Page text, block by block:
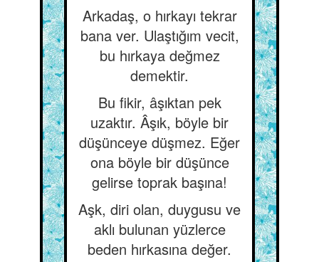
Arkadaş, o hırkayı tekrar
bana ver. Ulaştığım vecit,
bu hırkaya değmez
demektir.
Bu fikir, âşıktan pek
uzaktır. Âşık, böyle bir
düşünceye düşmez. Eğer
ona böyle bir düşünce
gelirse toprak başına!
Aşk, diri olan, duygusu ve
aklı bulunan yüzlerce
beden hırkasına değer.